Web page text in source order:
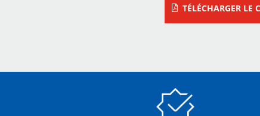
TÉLÉCHARGER LE